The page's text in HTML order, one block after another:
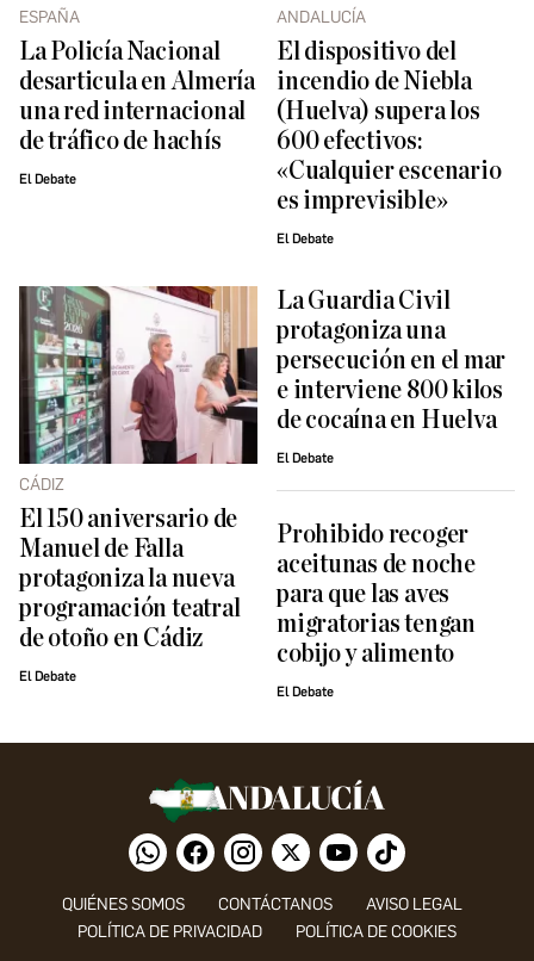
ESPAÑA
La Policía Nacional
desarticula en Almería
una red internacional
de tráfico de hachís
El Debate
ANDALUCÍA
El dispositivo del
incendio de Niebla
(Huelva) supera los
600 efectivos:
«Cualquier escenario
es imprevisible»
El Debate
CÁDIZ
El 150 aniversario de
Manuel de Falla
protagoniza la nueva
programación teatral
de otoño en Cádiz
El Debate
La Guardia Civil
protagoniza una
persecución en el mar
e interviene 800 kilos
de cocaína en Huelva
El Debate
Prohibido recoger
aceitunas de noche
para que las aves
migratorias tengan
cobijo y alimento
El Debate
QUIÉNES SOMOS CONTÁCTANOS
AVISO LEGAL
POLÍTICA DE PRIVACIDAD
POLÍTICA DE COOKIES